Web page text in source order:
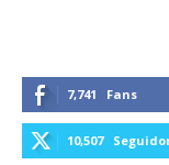
7,741 Fans
10,507